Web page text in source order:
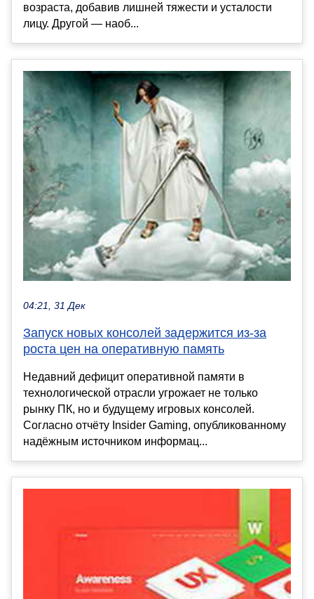
возраста, добавив лишней тяжести и усталости
лицу. Другой — наоб...
04:21, 31 Дек
Запуск новых консолей задержится из-за
роста цен на оперативную память
Недавний дефицит оперативной памяти в
технологической отрасли угрожает не только
рынку ПК, но и будущему игровых консолей.
Согласно отчёту Insider Gaming, опубликованному
надёжным источником информац...